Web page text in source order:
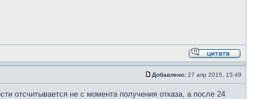
Добавлено: 27 апр 2015, 15:49
отсчитывается не с момента получения отказа, а после 24